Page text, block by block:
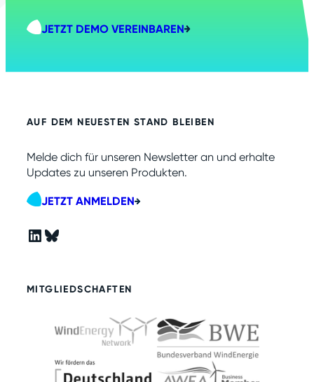
JETZT DEMO VEREINBAREN
AUF DEM NEUESTEN STAND BLEIBEN
Melde dich für unseren Newsletter an und erhalte
Updates zu unseren Produkten.
JETZT ANMELDEN
LinkedIn Bluesky
MITGLIEDSCHAFTEN